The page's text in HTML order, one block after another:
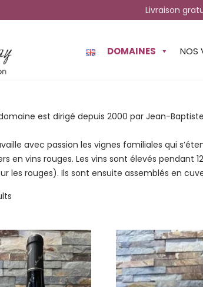
Livraison
DOMAINES NOS
est dirigé depuis 2000 par Jean-
avec passion les vignes familiales qui
en vins rouges. Les vins sont élevés
les rouges). Ils sont ensuite assemblés en